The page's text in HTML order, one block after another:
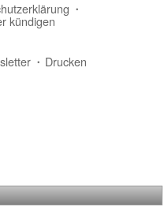
kündigen
Drucken